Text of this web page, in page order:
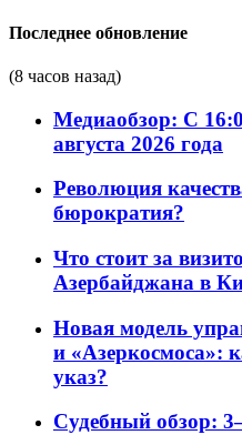
Последнее обновление
(8 часов назад)
Медиаобзор: С
августа 2026 года
Революция
бюрократия?
Что стоит за
Азербайджана в
Новая модель
и «Азеркосмоса»:
указ?
Судебный обзор: